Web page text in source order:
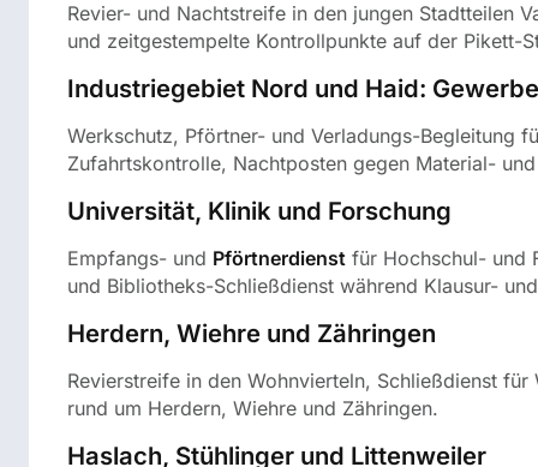
Revier- und Nachtstreife in den jungen Stadtteilen
und zeitgestempelte Kontrollpunkte auf der Pikett-
Industriegebiet Nord und Haid:
Werkschutz, Pförtner- und Verladungs-Begleitung
Zufahrtskontrolle, Nachtposten gegen Material-
Universität, Klinik und Forschung
Empfangs- und Pförtnerdienst für Hochschul- und
und Bibliotheks-Schließdienst während Klausur-
Herdern, Wiehre und Zähringen
Revierstreife in den Wohnvierteln, Schließdienst
rund um Herdern, Wiehre und Zähringen.
Haslach, Stühlinger und Littenweiler